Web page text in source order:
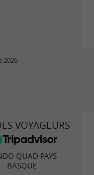
2026
VOYAGEURS
QUAD PAYS
BASQUE